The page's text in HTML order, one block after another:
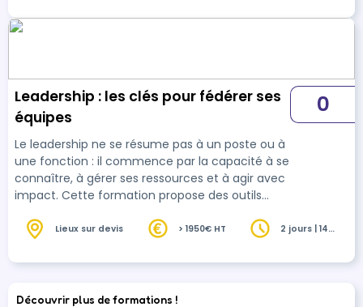
objectifs sont atteints.
Leadership : les clés pour fédérer ses
équipes
Le leadership ne se résume pas à un poste ou à
une fonction : il commence par la capacité à se
connaître, à gérer ses ressources et à agir avec
impact. Cette formation propose des outils
ses priorités et adopter une posture de leader
environnement professionnel.
0
Lieux sur devis > 1950€ HT
2 jours | 14
Découvrir plus de formations !